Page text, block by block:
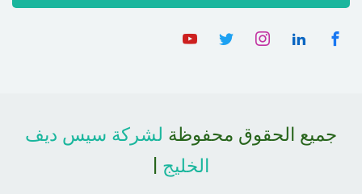
جميع الحقوق محفوظة لشركة سيس ديف
الخليج |